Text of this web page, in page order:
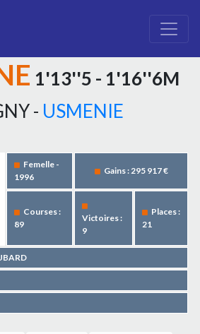
1'13''5 - 1'16''6M
- USMENIE
Femelle -
1996
Gains : 295 917 €
Courses :
89
Victoires :
9
Places :
21